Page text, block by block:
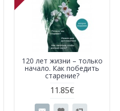
120 лет жизни – только
начало. Как победить
старение?
11.85€